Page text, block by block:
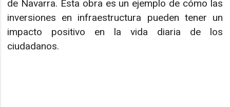
de Navarra. Esta obra es un ejemplo de cómo las
inversiones en infraestructura pueden tener un
impacto positivo en la vida diaria de los
ciudadanos.